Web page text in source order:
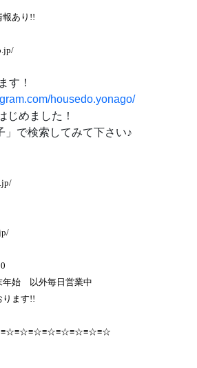
報あり!!
す！
housedo.yonago/
じめました！
で検索してみて下さい♪
年始 以外毎日営業中
ります!!